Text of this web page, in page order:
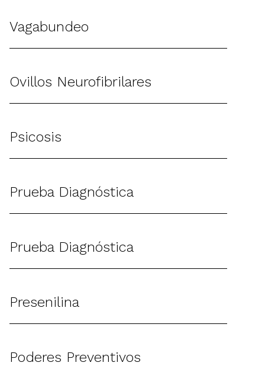
Vagabundeo
Ovillos Neurofibrilares
Psicosis
Prueba Diagnóstica
Prueba Diagnóstica
Presenilina
Poderes Preventivos